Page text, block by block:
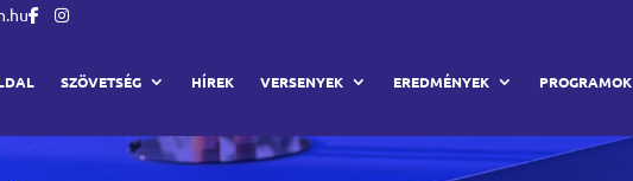
SZÖVETSÉG HÍREK VERSENYEK EREDMÉNYEK PROGRAMOK